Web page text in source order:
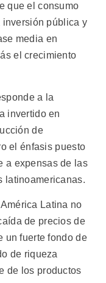
que el consumo
pública y
media en
el crecimiento
a la
invertido en
de
el énfasis puesto
a expensas de las
latinoamericanas.
Latina no
de precios de
un fuerte fondo de
de riqueza
de los productos